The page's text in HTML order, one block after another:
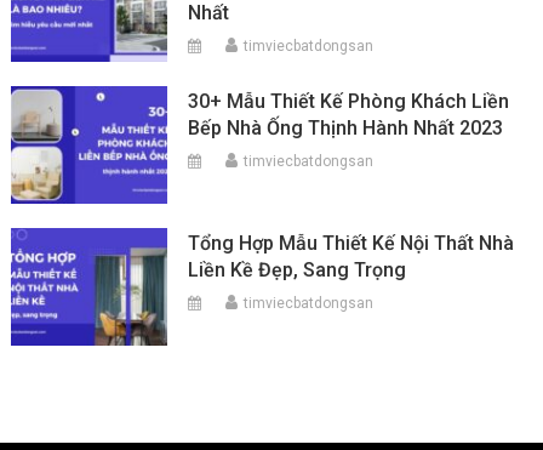
Nhất
timviecbatdongsan
30+ Mẫu Thiết Kế Phòng Khách Liền
Bếp Nhà Ống Thịnh Hành Nhất 2023
timviecbatdongsan
Tổng Hợp Mẫu Thiết Kế Nội Thất Nhà
Liền Kề Đẹp, Sang Trọng
timviecbatdongsan